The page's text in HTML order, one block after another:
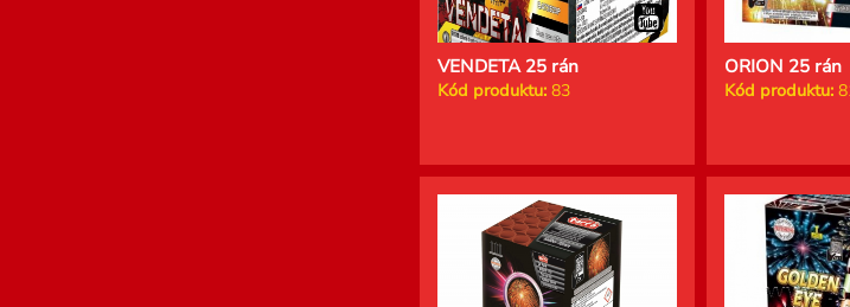
VENDETA 25 rán
Kód produktu:83
ORION 25 rán
Kód produktu: